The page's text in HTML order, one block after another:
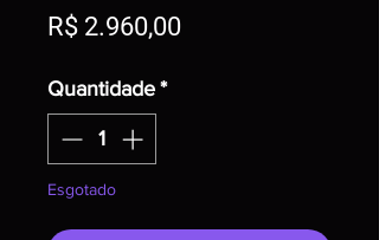
R$ 2.960,00Preço
Quantidade *
Esgotado